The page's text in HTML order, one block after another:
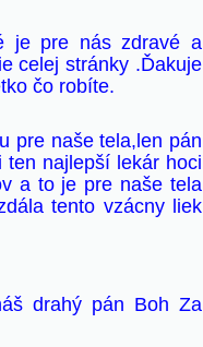
je pre nás zdravé a
celej stránky .Ďakuje
čo robíte.
pre naše tela,len pán
najlepší lekár hoci
a to je pre naše tela
tento vzácny liek
drahý pán Boh Za